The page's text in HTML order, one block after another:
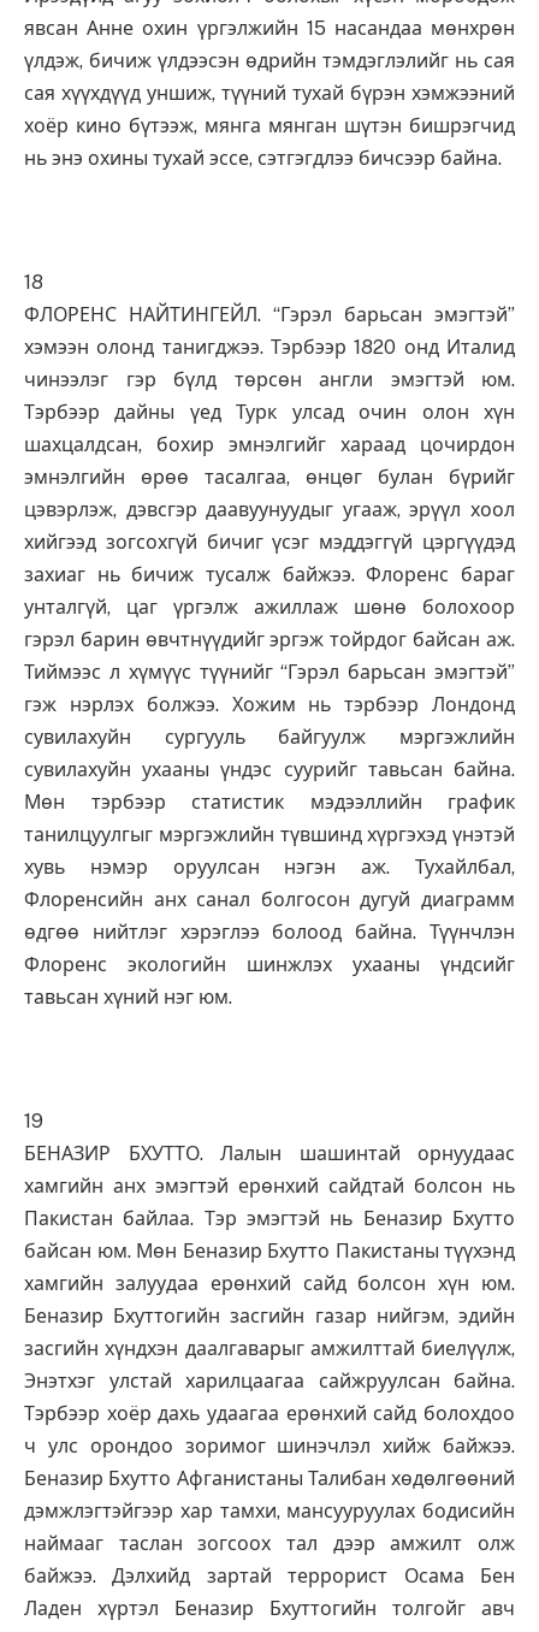
явсан Анне охин үргэлжийн 15 насандаа мөнхрөн
үлдэж, бичиж үлдээсэн өдрийн тэмдэглэлийг нь сая
сая хүүхдүүд уншиж, түүний тухай бүрэн хэмжээний
хоёр кино бүтээж, мянга мянган шүтэн бишрэгчид
нь энэ охины тухай эссе, сэтгэгдлээ бичсээр байна.
18
ФЛОРЕНС НАЙТИНГЕЙЛ. “Гэрэл барьсан эмэгтэй”
хэмээн олонд танигджээ. Тэрбээр 1820 онд Италид
чинээлэг гэр бүлд төрсөн англи эмэгтэй юм.
Тэрбээр дайны үед Турк улсад очин олон хүн
шахцалдсан, бохир эмнэлгийг хараад цочирдон
эмнэлгийн өрөө тасалгаа, өнцөг булан бүрийг
цэвэрлэж, дэвсгэр даавуунуудыг угааж, эрүүл хоол
хийгээд зогсохгүй бичиг үсэг мэддэггүй цэргүүдэд
захиаг нь бичиж тусалж байжээ. Флоренс бараг
унталгүй, цаг үргэлж ажиллаж шөнө болохоор
гэрэл барин өвчтнүүдийг эргэж тойрдог байсан аж.
Тиймээс л хүмүүс түүнийг “Гэрэл барьсан эмэгтэй”
гэж нэрлэх болжээ. Хожим нь тэрбээр Лондонд
сувилахуйн сургууль байгуулж мэргэжлийн
сувилахуйн ухааны үндэс суурийг тавьсан байна.
Мөн тэрбээр статистик мэдээллийн график
танилцуулгыг мэргэжлийн түвшинд хүргэхэд үнэтэй
хувь нэмэр оруулсан нэгэн аж. Тухайлбал,
Флоренсийн анх санал болгосон дугуй диаграмм
өдгөө нийтлэг хэрэглээ болоод байна. Түүнчлэн
Флоренс экологийн шинжлэх ухааны үндсийг
тавьсан хүний нэг юм.
19
БЕНАЗИР БХУТТО. Лалын шашинтай орнуудаас
хамгийн анх эмэгтэй ерөнхий сайдтай болсон нь
Пакистан байлаа. Тэр эмэгтэй нь Беназир Бхутто
байсан юм. Мөн Беназир Бхутто Пакистаны түүхэнд
хамгийн залуудаа ерөнхий сайд болсон хүн юм.
Беназир Бхуттогийн засгийн газар нийгэм, эдийн
засгийн хүндхэн даалгаварыг амжилттай биелүүлж,
Энэтхэг улстай харилцаагаа сайжруулсан байна.
Тэрбээр хоёр дахь удаагаа ерөнхий сайд болохдоо
ч улс орондоо зоримог шинэчлэл хийж байжээ.
Беназир Бхутто Афганистаны Талибан хөдөлгөөний
дэмжлэгтэйгээр хар тамхи, мансууруулах бодисийн
наймааг таслан зогсоох тал дээр амжилт олж
байжээ. Дэлхийд зартай террорист Осама Бен
Ладен хүртэл Беназир Бхуттогийн толгойг авч